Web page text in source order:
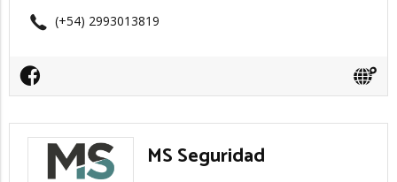
(+54) 2993013819
MS Seguridad